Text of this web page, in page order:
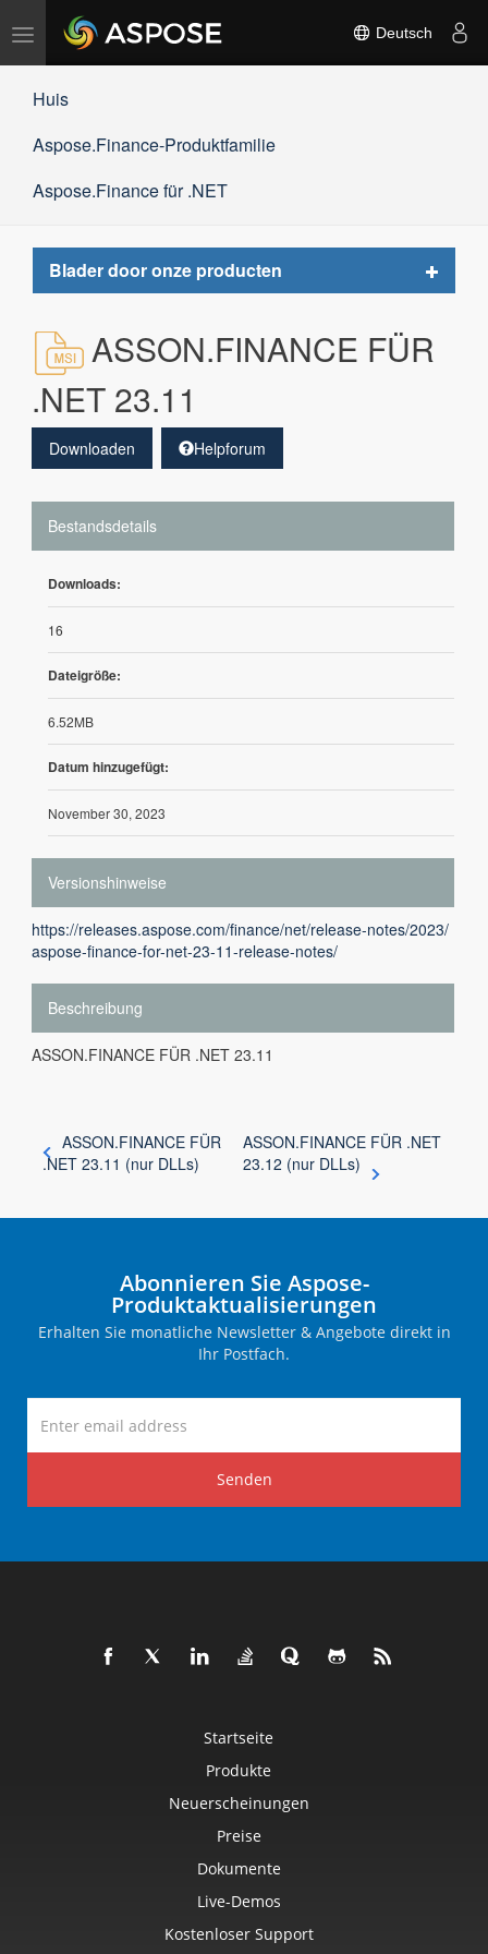
Navigation
umschalten
Deutsch
Huis
Aspose.Finance-Produktfamilie
Aspose.Finance für .NET
Blader door onze producten
Toggle
ASSON.FINANCE FÜR
.NET 23.11
Downloaden Helpforum
Bestandsdetails
Downloads:
16
Dateigröße:
6.52MB
Datum hinzugefügt:
November 30, 2023
Versionshinweise
https://releases.aspose.com/finance/net/release-notes/2023/
aspose-finance-for-net-23-11-release-notes/
Beschreibung
ASSON.FINANCE FÜR .NET 23.11
ASSON.FINANCE FÜR
.NET 23.11 (nur DLLs)
ASSON.FINANCE FÜR .NET
23.12 (nur DLLs)
Abonnieren Sie Aspose-
Produktaktualisierungen
Erhalten Sie monatliche Newsletter & Angebote direkt in
Ihr Postfach.
Senden
Startseite
Produkte
Neuerscheinungen
Preise
Dokumente
Live-Demos
Kostenloser Support